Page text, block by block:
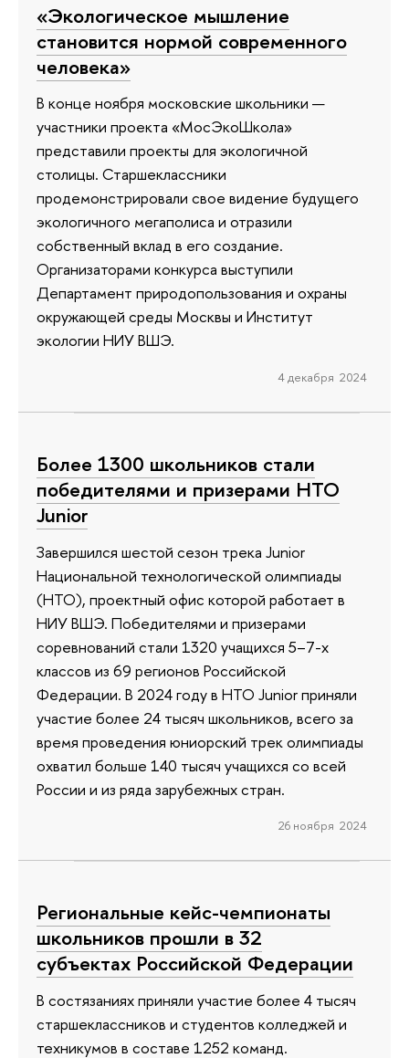
«Экологическое мышление
становится нормой современного
человека»
В конце ноября московские школьники —
участники проекта «МосЭкоШкола»
представили проекты для экологичной
столицы. Старшеклассники
продемонстрировали свое видение будущего
экологичного мегаполиса и отразили
собственный вклад в его создание.
Организаторами конкурса выступили
Департамент природопользования и охраны
окружающей среды Москвы и Институт
экологии НИУ ВШЭ.
4 декабря 2024
Более 1300 школьников стали
победителями и призерами НТО
Junior
Завершился шестой сезон трека Junior
Национальной технологической олимпиады
(НТО), проектный офис которой работает в
НИУ ВШЭ. Победителями и призерами
соревнований стали 1320 учащихся 5–7-х
классов из 69 регионов Российской
Федерации. В 2024 году в НТО Junior приняли
участие более 24 тысяч школьников, всего за
время проведения юниорский трек олимпиады
охватил больше 140 тысяч учащихся со всей
России и из ряда зарубежных стран.
26 ноября 2024
Региональные кейс-чемпионаты
школьников прошли в 32
субъектах Российской Федерации
В состязаниях приняли участие более 4 тысяч
старшеклассников и студентов колледжей и
техникумов в составе 1252 команд.